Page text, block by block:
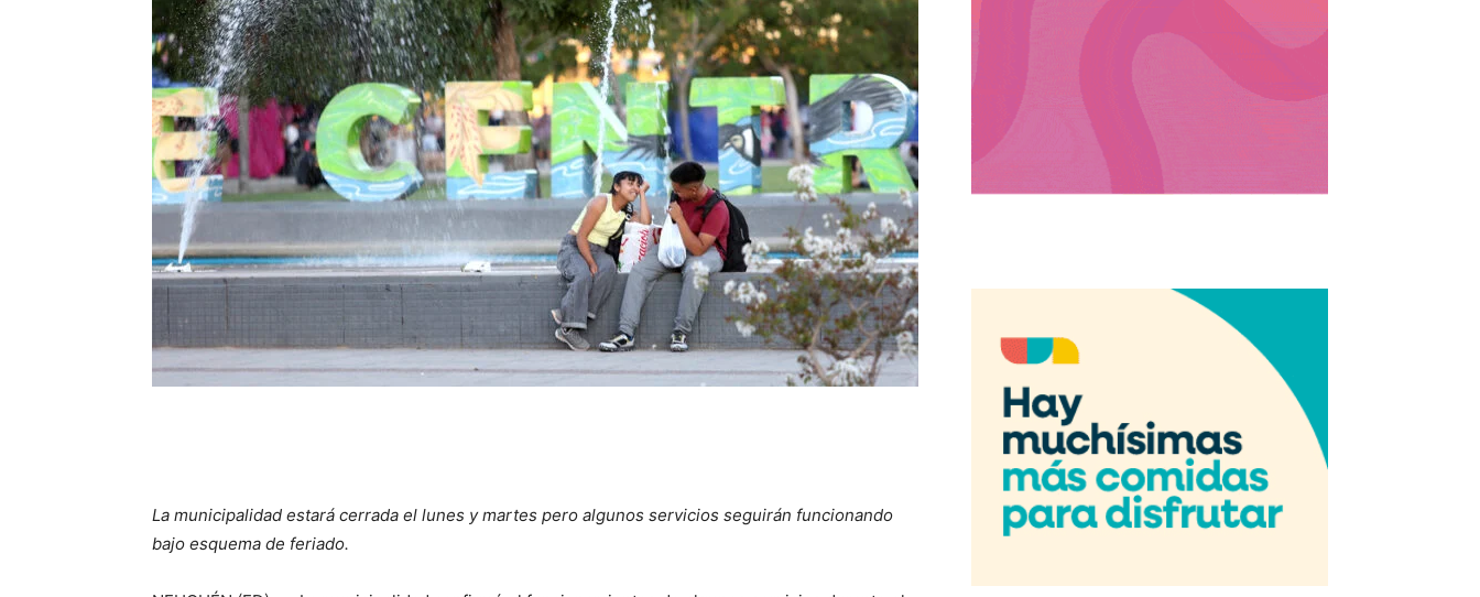
La municipalidad estará cerrada el lunes y martes pero algunos servicios seguirán funcionando
bajo esquema de feriado.